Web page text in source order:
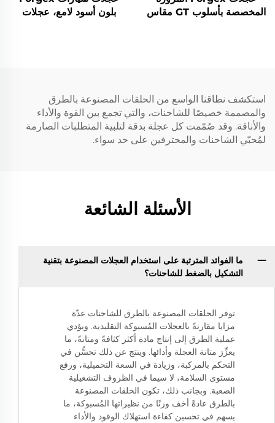
المخصصة بأسلوب GT مقاس
بلون أسود لامع، عجلات
استكشف نطاقنا الواسع من الحلقات المصنوعة بالطرق
والمصممة خصيصًا للشاحنات، والتي تجمع بين القوة والأداء
والأناقة. وقد صُمّمت كل عجلة بدقة لتلبية المتطلبات الصارمة
لمُحبّي الشاحنات والمحترفين على حد سواء.
الأسئلة الشائعة
ما الفوائد المترتبة على استخدام العجلات المصنوعة بتقنية
التشكيل بالضغط للشاحنات؟
توفر الحلقات المصنوعة بالطرق للشاحنات عدّة
مزايا مقارنةً بالعجلات المُسبوكة التقليدية. ويؤدي
عملية الطرق إلى إنتاج مادة أكثر كثافةً ومتانةً، ما
يعزِّز متانة العجلة وأدائها. وينتج عن ذلك تحسُّن في
التحكم بالمركبة، وزيادة في السعة التحميلية، ورفع
مستوى السلامة، لا سيما في الظروف التشغيلية
الصعبة. وبجانب ذلك، تكون الحلقات المصنوعة
بالطرق عادةً أخف وزنًا من نظيراتها المُسبوكة، ما
يسهم في تحسين كفاءة استهلاك الوقود والأداء